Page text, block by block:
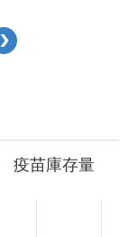
›
疫苗庫存量